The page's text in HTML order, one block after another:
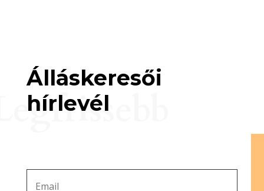
Álláskeresői
hírlevél